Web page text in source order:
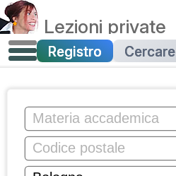
Lezioni private
Registro Cercare